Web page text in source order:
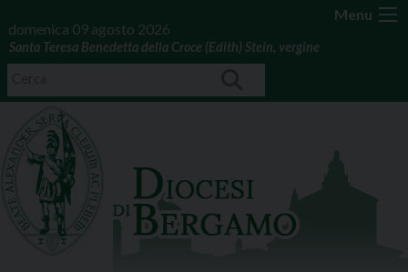
Menu
domenica 09 agosto 2026
Santa Teresa Benedetta della Croce (Edith) Stein, vergine